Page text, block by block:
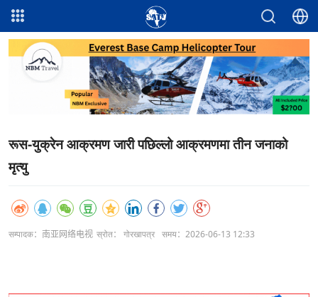
रूस-युक्रेन आक्रमण जारी पछिल्लो आक्रमणमा तीन जनाको
मृत्यु
सम्पादक：南亚网络电视 स्रोत： गोरखापत्र समय：2026-06-13 12:33